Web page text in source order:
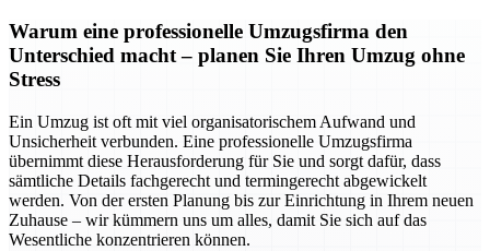
Warum eine professionelle Umzugsfirma den
Unterschied macht – planen Sie Ihren Umzug ohne
Stress
Ein Umzug ist oft mit viel organisatorischem Aufwand und
Unsicherheit verbunden. Eine professionelle Umzugsfirma
übernimmt diese Herausforderung für Sie und sorgt dafür, dass
sämtliche Details fachgerecht und termingerecht abgewickelt
werden. Von der ersten Planung bis zur Einrichtung in Ihrem neuen
Zuhause – wir kümmern uns um alles, damit Sie sich auf das
Wesentliche konzentrieren können.